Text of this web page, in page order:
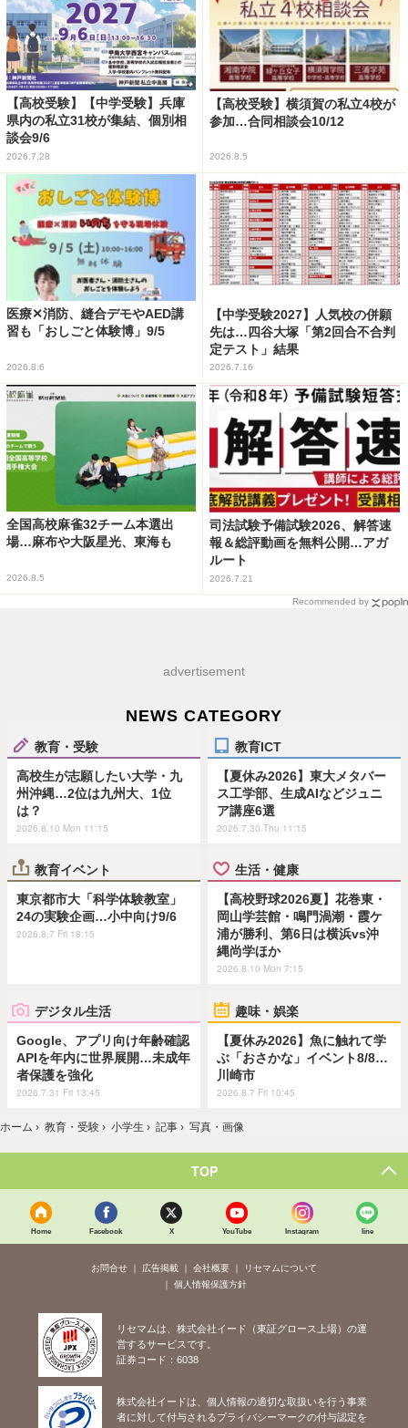
【高校受験】【中学受験】兵庫
県内の私立31校が集結、個別相
談会9/6
2026.7.28
【高校受験】横須賀の私立4校が
参加…合同相談会10/12
2026.8.5
医療✕消防、縫合デモやAED講
習も「おしごと体験博」9/5
2026.8.6
【中学受験2027】人気校の併願
先は…四谷大塚「第2回合不合判
定テスト」結果
2026.7.16
全国高校麻雀32チーム本選出
場…麻布や大阪星光、東海も
2026.8.5
司法試験予備試験2026、解答速
報＆総評動画を無料公開…アガ
ルート
2026.7.21
Recommended by
advertisement
NEWS CATEGORY
教育・受験
高校生が志願したい大学・九
州沖縄…2位は九州大、1位
は？
2026.8.10 Mon 11:15
教育ICT
【夏休み2026】東大メタバー
ス工学部、生成AIなどジュニ
ア講座6選
2026.7.30 Thu 11:15
教育イベント
東京都市大「科学体験教室」
24の実験企画…小中向け9/6
2026.8.7 Fri 18:15
生活・健康
【高校野球2026夏】花巻東・
岡山学芸館・鳴門渦潮・霞ケ
浦が勝利、第6日は横浜vs沖
縄尚学ほか
2026.8.10 Mon 7:15
デジタル生活
Google、アプリ向け年齢確認
APIを年内に世界展開…未成年
者保護を強化
2026.7.31 Fri 13:45
趣味・娯楽
【夏休み2026】魚に触れて学
ぶ「おさかな」イベント8/8…
川崎市
2026.8.7 Fri 10:45
ホーム › 教育・受験 › 小学生 › 記事 › 写真・画像
TOP
Home Facebook X YouTube Instagram line
お問合せ 広告掲載 会社概要
リセマムについて
個人情報保護方針
リセマムは、株式会社イード（東証グロース上場）の運
営するサービスです。
証券コード：6038
株式会社イードは、個人情報の適切な取扱いを行う事業
者に対して付与されるプライバシーマークの付与認定を